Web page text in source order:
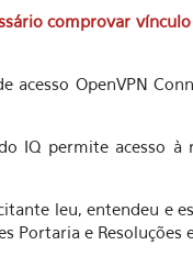
comprovar
acesso OpenVPN
IQ permite acesso
leu, entendeu e
Portaria e Resoluções